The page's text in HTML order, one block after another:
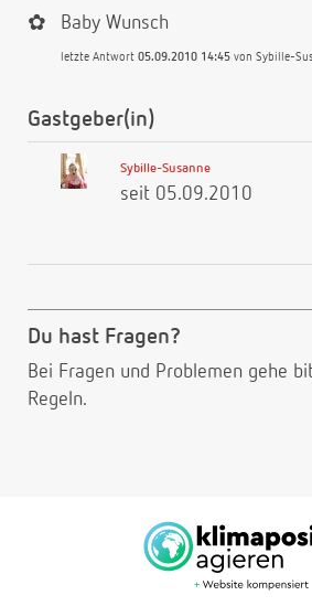
✿ Baby Wunsch
letzte Antwort 05.09.2010 14:45 von Sybille-
Gastgeber(in)
Sybille-Susanne
seit 05.09.2010
Du hast Fragen?
Bei Fragen und Problemen gehe
Regeln.